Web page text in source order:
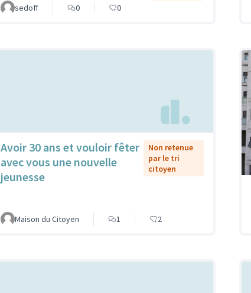
sedoff
0 0
Avoir 30 ans et vouloir fêter
avec vous une nouvelle
jeunesse
Non retenue
par le tri
citoyen
Maison du Citoyen 1 2